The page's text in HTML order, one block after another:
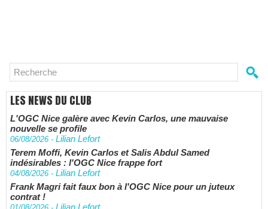
LES NEWS DU CLUB
L'OGC Nice galère avec Kevin Carlos, une mauvaise
nouvelle se profile
06/08/2026 - Lilian Lefort
Terem Moffi, Kevin Carlos et Salis Abdul Samed
indésirables : l'OGC Nice frappe fort
04/08/2026 - Lilian Lefort
Frank Magri fait faux bon à l'OGC Nice pour un juteux
contrat !
Lilian Lefort